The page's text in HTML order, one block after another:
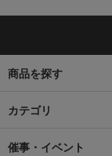
商品を探す
カテゴリ
催事・イベント